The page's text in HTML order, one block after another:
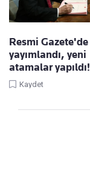
Resmi Gazete'de
yayımlandı, yeni
atamalar yapıldı!
Kaydet